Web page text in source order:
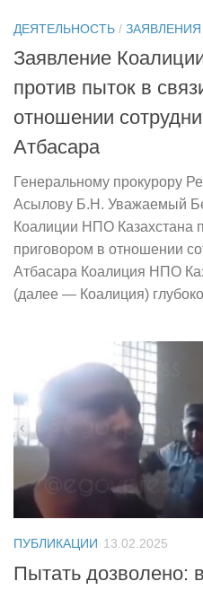
ДЕЯТЕЛЬНОСТЬ / ЗАЯВЛЕНИЯ
Заявление
против пыток в
отношении
Атбасара
Генеральному прокурору
Асылову Б.Н. Уважаемый
Коалиции НПО Казахстана
приговором в отношении
Атбасара Коалиция НПО
(далее — Коалиция)
ПУБЛИКАЦИИ 13.02.2025
Пытать дозволено: